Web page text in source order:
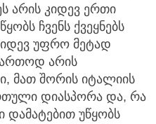
არის კიდევ ერთი
ჩვენს ქვეყნებს
უფრო მეტად
არის
მათ შორის იტალიის
დიასპორა და, რა
დამატებით უწყობს